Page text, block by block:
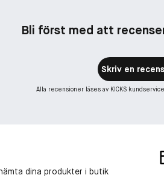
Bli först med att
Skriv en
Alla recensioner läses av KICKS
dina produkter i butik